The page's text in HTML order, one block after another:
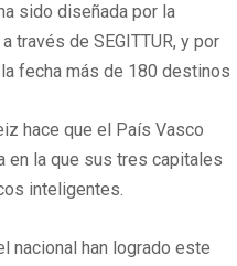
sido diseñada por la
través de SEGITTUR, y por
fecha más de 180 destinos
hace que el País Vasco
en la que sus tres capitales
inteligentes.
nacional han logrado este